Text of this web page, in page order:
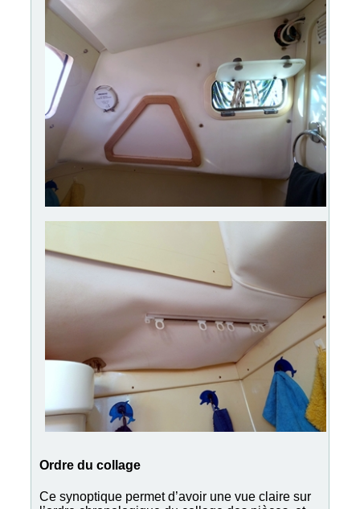
Ordre du collage
Ce synoptique permet d’avoir une vue claire sur